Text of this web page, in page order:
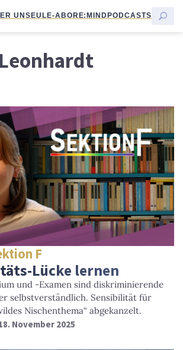
UNSEULE-ABORE:MINDPODCASTS
F
Lücke lernen
und -Examen sind diskriminierende
selbstverständlich. Sensibilität für
Nischenthema“ abgekanzelt.
November 2025